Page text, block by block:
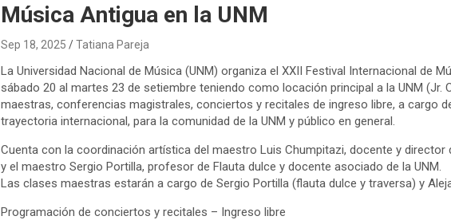
Música Antigua en la UNM
Sep 18, 2025 Tatiana Pareja
La Universidad Nacional de Música (UNM) organiza el XXII Festival Internacional de
sábado 20 al martes 23 de setiembre teniendo como locación principal a la UNM (Jr.
maestras, conferencias magistrales, conciertos y recitales de ingreso libre, a cargo
trayectoria internacional, para la comunidad de la UNM y público en general.
Cuenta con la coordinación artística del maestro Luis Chumpitazi, docente y director
y el maestro Sergio Portilla, profesor de Flauta dulce y docente asociado de la UNM.
Las clases maestras estarán a cargo de Sergio Portilla (flauta dulce y traversa) y
Programación de conciertos y recitales – Ingreso libre